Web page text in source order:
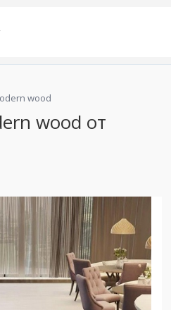
wood
wood от